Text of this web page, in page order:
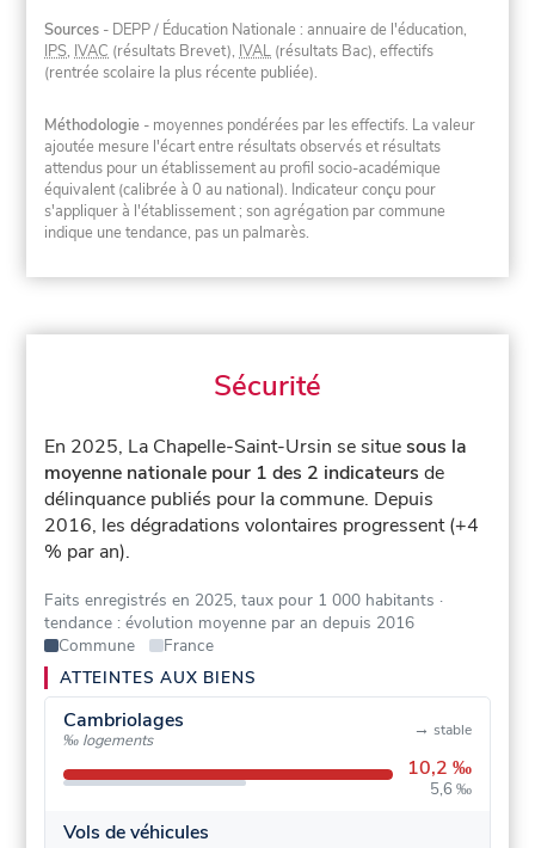
Sources - DEPP / Éducation Nationale : annuaire de l'éducation,
IPS, IVAC (résultats Brevet), IVAL (résultats Bac), effectifs
(rentrée scolaire la plus récente publiée).
Méthodologie - moyennes pondérées par les effectifs. La valeur
ajoutée mesure l'écart entre résultats observés et résultats
attendus pour un établissement au profil socio-académique
équivalent (calibrée à 0 au national). Indicateur conçu pour
s'appliquer à l'établissement ; son agrégation par commune
indique une tendance, pas un palmarès.
Sécurité
En 2025, La Chapelle-Saint-Ursin se situesous la
moyenne nationale pour 1 des 2 indicateurs de
délinquance publiés pour la commune. Depuis
2016, les dégradations volontaires progressent (+4
% par an).
Faits enregistrés en 2025, taux pour 1 000 habitants ·
tendance : évolution moyenne par an depuis 2016
Commune
France
ATTEINTES AUX BIENS
Cambriolages
‰ logements
10,2 ‰
5,6 ‰
→ stable
Vols de véhicules